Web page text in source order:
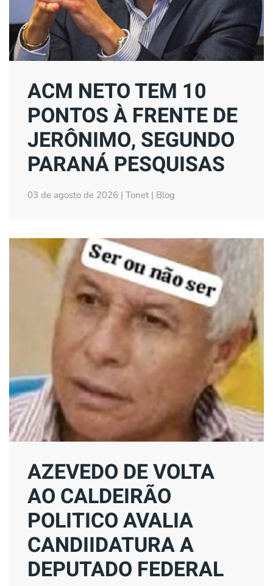
ACM NETO TEM 10
PONTOS À FRENTE DE
JERÔNIMO, SEGUNDO
PARANÁ PESQUISAS
03 de agosto de 2026 | Tonet | Blog
AZEVEDO DE VOLTA
AO CALDEIRÃO
POLITICO AVALIA
CANDIIDATURA A
DEPUTADO FEDERAL